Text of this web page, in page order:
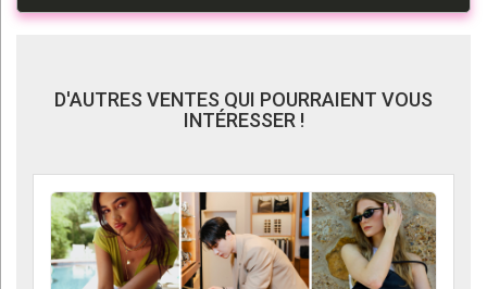
D'AUTRES VENTES QUI POURRAIENT VOUS
INTÉRESSER !